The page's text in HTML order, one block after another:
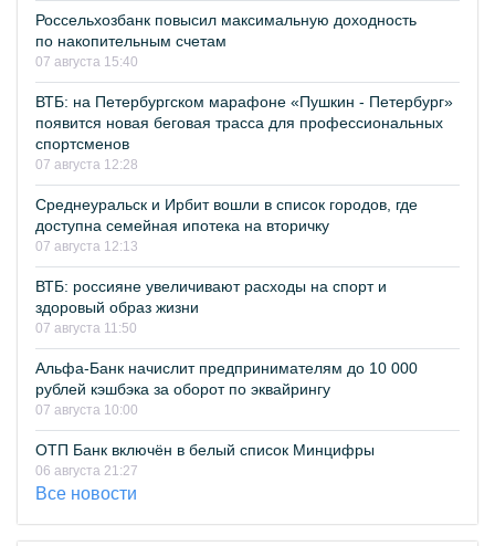
Россельхозбанк повысил максимальную доходность
по накопительным счетам
07 августа 15:40
ВТБ: на Петербургском марафоне «Пушкин - Петербург»
появится новая беговая трасса для профессиональных
спортсменов
07 августа 12:28
Среднеуральск и Ирбит вошли в список городов, где
доступна семейная ипотека на вторичку
07 августа 12:13
ВТБ: россияне увеличивают расходы на спорт и
здоровый образ жизни
07 августа 11:50
Альфа-Банк начислит предпринимателям до 10 000
рублей кэшбэка за оборот по эквайрингу
07 августа 10:00
ОТП Банк включён в белый список Минцифры
06 августа 21:27
Все новости